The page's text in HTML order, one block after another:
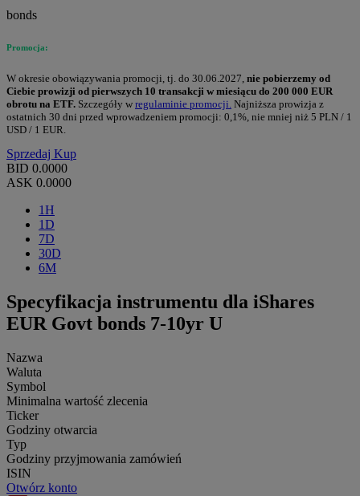
bonds
Promocja:
W okresie obowiązywania promocji, tj. do 30.06.2027, nie pobierzemy od
Ciebie prowizji od pierwszych 10 transakcji w miesiącu do 200 000 EUR
obrotu na ETF. Szczegóły w regulaminie promocji. Najniższa prowizja z
ostatnich 30 dni przed wprowadzeniem promocji: 0,1%, nie mniej niż 5 PLN / 1
USD / 1 EUR.
Sprzedaj Kup
BID 0.0000
ASK 0.0000
1H
1D
7D
30D
6M
Specyfikacja instrumentu dla iShares
EUR Govt bonds 7-10yr U
Nazwa
Waluta
Symbol
Minimalna wartość zlecenia
Ticker
Godziny otwarcia
Typ
Godziny przyjmowania zamówień
ISIN
Otwórz konto